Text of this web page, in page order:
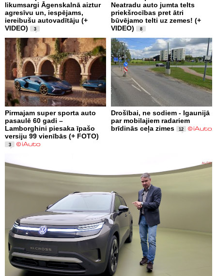
likumsargi Āgenskalnā aiztur
agresīvu un, iespējams,
iereibušu autovadītāju (+
VIDEO)
3
Neatradu auto jumta telts
priekšrocības pret ātri
būvējamo telti uz zemes! (+
VIDEO)
8
Pirmajam super sporta auto
pasaulē 60 gadi –
Lamborghini piesaka īpašo
versiju 99 vienībās (+ FOTO)
3
Drošībai, ne sodiem - Igaunijā
par mobilajiem radariem
brīdinās ceļa zimes
12